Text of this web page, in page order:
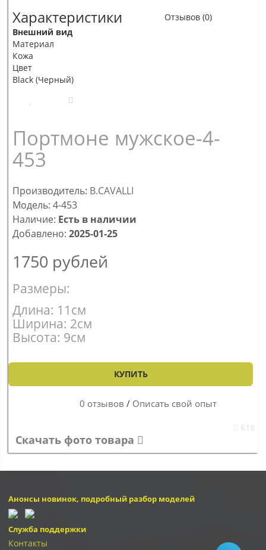
Характеристики
Отзывов (0)
Внешний вид
Материал
Кожа
Цвет
Black (Черный)
Портмоне мужское-4-
453
Производитель: B.CAVALLI
Модель: 4-453
Наличие: Есть в наличии
Добавлено: 2025-01-25
1750 рублей
Размеры:
Длина: 11см
Ширина: 2см
Высота: 9см
КУПИТЬ
0 отзывов / Описать свой опыт
Скачать фото товара
Анонсы новинок, подробный разбор моделей
Служба поддержки
Контакты